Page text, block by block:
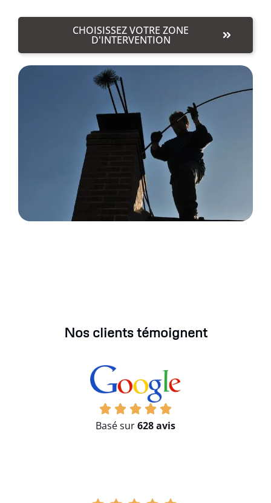
CHOISISSEZ VOTRE ZONE
D'INTERVENTION
Nos clients témoignent
Basé sur628 avis